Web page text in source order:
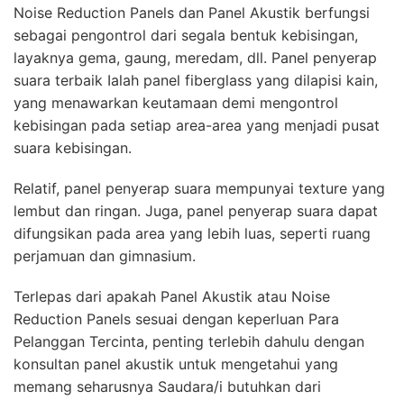
Noise Reduction Panels dan Panel Akustik berfungsi
sebagai pengontrol dari segala bentuk kebisingan,
layaknya gema, gaung, meredam, dll. Panel penyerap
suara terbaik Ialah panel fiberglass yang dilapisi kain,
yang menawarkan keutamaan demi mengontrol
kebisingan pada setiap area-area yang menjadi pusat
suara kebisingan.
Relatif, panel penyerap suara mempunyai texture yang
lembut dan ringan. Juga, panel penyerap suara dapat
difungsikan pada area yang lebih luas, seperti ruang
perjamuan dan gimnasium.
Terlepas dari apakah Panel Akustik atau Noise
Reduction Panels sesuai dengan keperluan Para
Pelanggan Tercinta, penting terlebih dahulu dengan
konsultan panel akustik untuk mengetahui yang
memang seharusnya Saudara/i butuhkan dari